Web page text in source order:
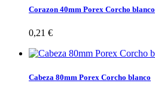
Corazon 40mm Porex Corcho blanco
0,21 €
Cabeza 80mm Porex Corcho blanco